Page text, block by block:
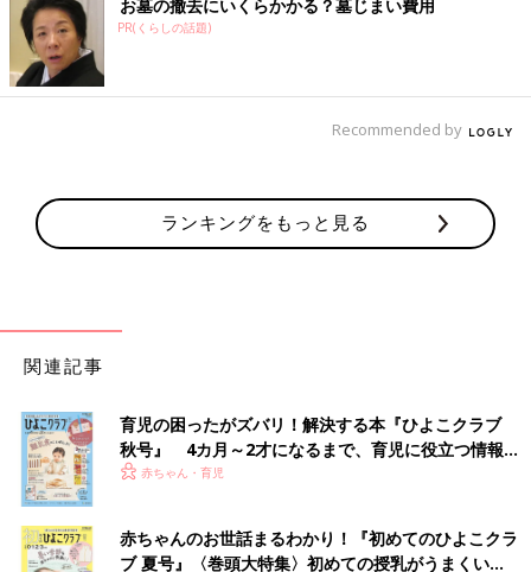
出典：Instagramアカウント「kamama0619」
こちらはkamama0619さんがキャンドゥでゲットした「カレン
ボア素材で超あったか！「キッズフードウォーマー
恐竜」
お墓の撤去にいくらかかる？墓じまい費用
PR(くらしの話題)
Recommended by
ランキングをもっと見る
関連記事
育児の困ったがズバリ！解決する本『ひよこクラブ
秋号』 4カ月～2才になるまで、育児に役立つ情報が
いっぱい！
赤ちゃん・育児
赤ちゃんのお世話まるわかり！『初めてのひよこクラ
ブ 夏号』〈巻頭大特集〉初めての授乳がうまくい